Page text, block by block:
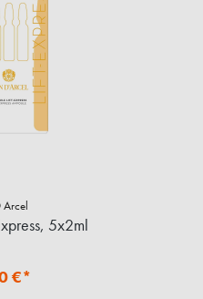
Arcel
5x2ml
€*